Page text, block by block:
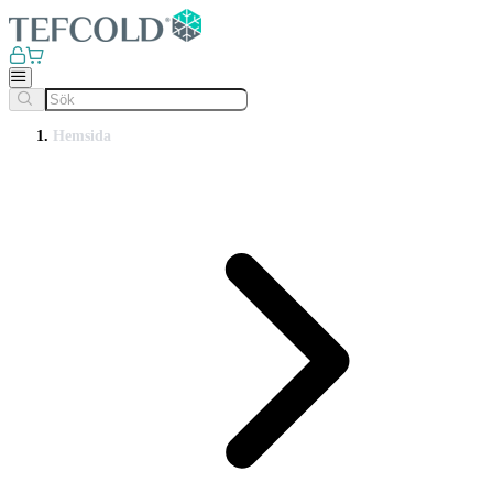
Hemsida